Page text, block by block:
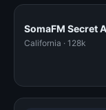
California · 128k